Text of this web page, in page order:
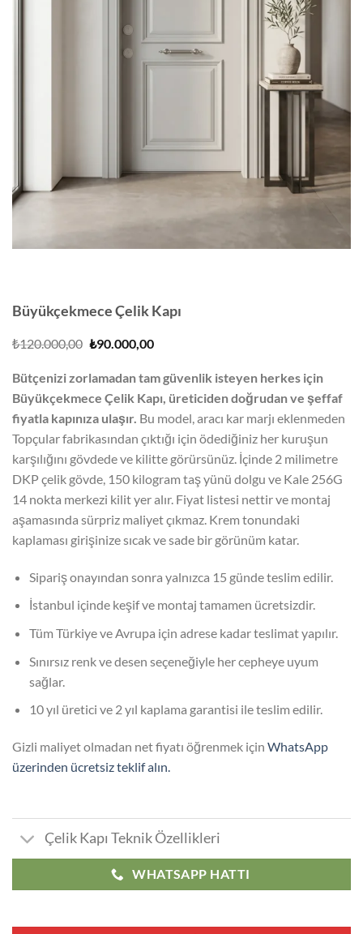
Büyükçekmece Çelik Kapı
₺120.000,00 Orijinal
₺90.000,00Şu
₺90.000,00.
Bütçenizi zorlamadan tam güvenlik isteyen herkes için
Büyükçekmece Çelik Kapı, üreticiden doğrudan ve şeffaf
fiyatla kapınıza ulaşır. Bu model, aracı kar marjı eklenmeden
Topçular fabrikasından çıktığı için ödediğiniz her kuruşun
karşılığını gövdede ve kilitte görürsünüz. İçinde 2 milimetre
DKP çelik gövde, 150 kilogram taş yünü dolgu ve Kale 256G
14 nokta merkezi kilit yer alır. Fiyat listesi nettir ve montaj
aşamasında sürpriz maliyet çıkmaz. Krem tonundaki
kaplaması girişinize sıcak ve sade bir görünüm katar.
Sipariş onayından sonra yalnızca 15 günde teslim edilir.
İstanbul içinde keşif ve montaj tamamen ücretsizdir.
Tüm Türkiye ve Avrupa için adrese kadar teslimat yapılır.
Sınırsız renk ve desen seçeneğiyle her cepheye uyum
sağlar.
10 yıl üretici ve 2 yıl kaplama garantisi ile teslim edilir.
Gizli maliyet olmadan net fiyatı öğrenmek için WhatsApp
üzerinden ücretsiz teklif alın.
Çelik Kapı Teknik Özellikleri
WHATSAPP HATTI